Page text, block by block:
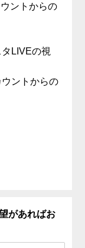
ントからの
LIVEの視
ントからの
があればお